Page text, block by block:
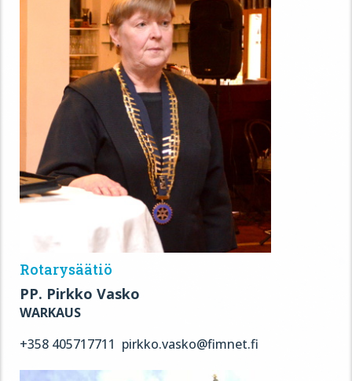
Rotarysäätiö
PP. Pirkko Vasko
WARKAUS
+358 405717711 pirkko.vasko@fimnet.fi